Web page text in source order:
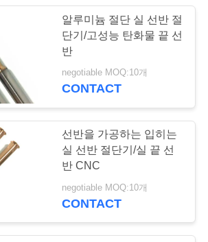
알루미늄 절단 실 선반 절
단기/고성능 탄화물 끝 선
반
negotiable MOQ:10개
CONTACT
선반을 가공하는 입히는
실 선반 절단기/실 끝 선
반 CNC
negotiable MOQ:10개
CONTACT